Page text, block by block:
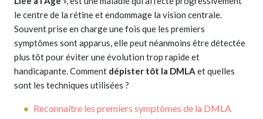
le centre de la rétine et endommage la vision centrale.
Souvent prise en charge une fois que les premiers
symptômes sont apparus, elle peut néanmoins être détectée
plus tôt pour éviter une évolution trop rapide et
handicapante. Comment dépister tôt la DMLA et quelles
sont les techniques utilisées ?
Reconnaître les premiers symptômes de la DMLA